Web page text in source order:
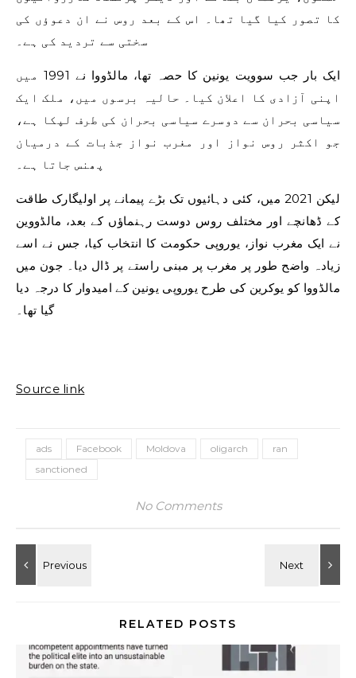
کا تصور کیا گیا تھا۔ اس کے بعد روس نے ان دعوؤں کی
سختی سے تردید کی ہے۔
ایک بار جب سوویت یونین کا حصہ تھا، مالڈووا نے 1991 میں
اپنی آزادی کا اعلان کیا۔ حالیہ برسوں میں، ملک ایک
سیاسی بحران سے دوسرے سیاسی بحران کی طرف لپکا ہے،
جو اکثر روس نواز اور مغرب نواز جذبات کے درمیان
پھنس جاتا ہے۔
لیکن 2021 میں، کئی دہائیوں تک بڑے پیمانے پر اولیگارک طاقت
کے ڈھانچے اور مختلف روس دوست رہنماؤں کے بعد، مالڈووین
نے ایک مغرب نواز، یوروپی حکومت کا انتخاب کیا، جس نے اسے
زیادہ واضح طور پر مغرب پر مبنی راستے پر ڈال دیا۔ جون میں
مالڈووا کو یوکرین کی طرح یوروپی یونین کے امیدوار کا درجہ دیا
گیا تھا۔
Source link
ads Facebook Moldova oligarch
ran
sanctioned
No Comments
RELATED POSTS